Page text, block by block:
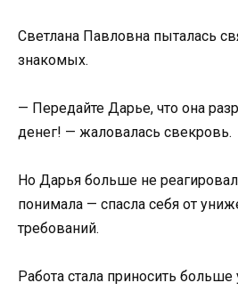
Светлана Павловна пыталась
знакомых.
— Передайте Дарье, что она
денег! — жаловалась свекровь.
Но Дарья больше не
понимала — спасла себя от
требований.
Работа стала приносить